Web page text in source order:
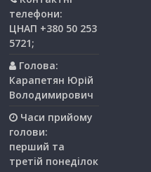
телефони:
ЦНАП +380 50 253
5721;
Голова:
Карапетян Юрій
Володимирович
Часи прийому
голови:
перший та
третiй понедiлок